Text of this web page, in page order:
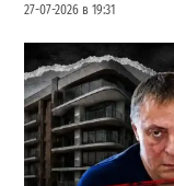
27-07-2026 в 19:31